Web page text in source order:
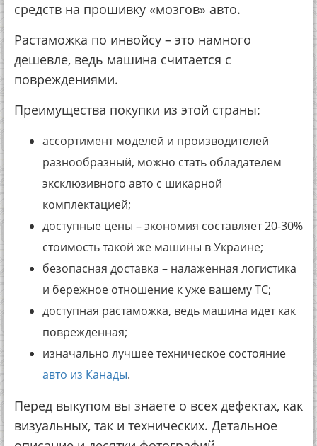
средств на прошивку «мозгов» авто.
Растаможка по инвойсу – это намного
дешевле, ведь машина считается с
повреждениями.
Преимущества покупки из этой страны:
ассортимент моделей и производителей
разнообразный, можно стать обладателем
эксклюзивного авто с шикарной
комплектацией;
доступные цены – экономия составляет 20-30%
стоимость такой же машины в Украине;
безопасная доставка – налаженная логистика
и бережное отношение к уже вашему ТС;
доступная растаможка, ведь машина идет как
поврежденная;
изначально лучшее техническое состояние
авто из Канады.
Перед выкупом вы знаете о всех дефектах, как
визуальных, так и технических. Детальное